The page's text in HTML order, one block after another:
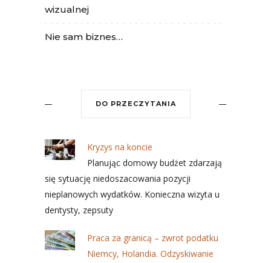
wizualnej
Nie sam biznes…
DO PRZECZYTANIA
Kryzys na koncie
Planując domowy budżet zdarzają
się sytuację niedoszacowania pozycji
nieplanowych wydatków. Konieczna wizyta u
dentysty, zepsuty
Praca za granicą – zwrot podatku
Niemcy, Holandia. Odzyskiwanie